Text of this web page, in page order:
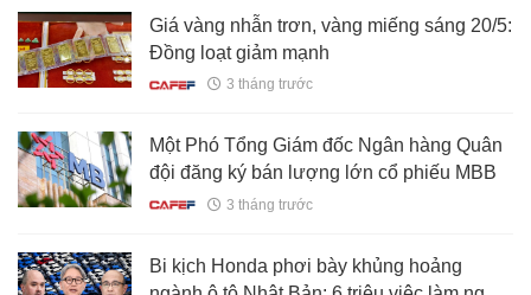
Giá vàng nhẫn trơn, vàng miếng sáng 20/5:
Đồng loạt giảm mạnh
3 tháng trước
Một Phó Tổng Giám đốc Ngân hàng Quân
đội đăng ký bán lượng lớn cổ phiếu MBB
3 tháng trước
Bi kịch Honda phơi bày khủng hoảng